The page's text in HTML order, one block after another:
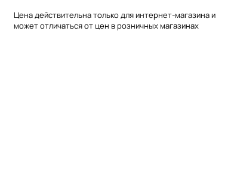
Цена действительна только для интернет-магазина и
может отличаться от цен в розничных магазинах